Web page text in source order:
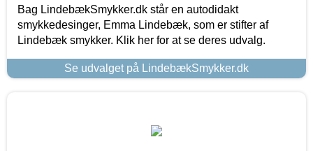
Bag LindebækSmykker.dk står en autodidakt
smykkedesinger, Emma Lindebæk, som er stifter af
Lindebæk smykker. Klik her for at se deres udvalg.
Se udvalget på LindebækSmykker.dk